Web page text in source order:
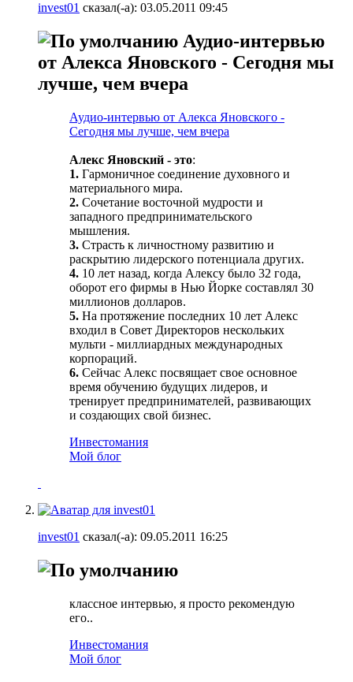
invest01 сказал(-а): 03.05.2011 09:45
Аудио-интервью
от Алекса Яновского - Сегодня мы
лучше, чем вчера
Аудио-интервью от Алекса Яновского -
Сегодня мы лучше, чем вчера
Алекс Яновский - это:
1. Гармоничное соединение духовного и
материального мира.
2. Сочетание восточной мудрости и
западного предпринимательского
мышления.
3. Страсть к личностному развитию и
раскрытию лидерского потенциала других.
4. 10 лет назад, когда Алексу было 32 года,
оборот его фирмы в Нью Йорке составлял 30
миллионов долларов.
5. На протяжение последних 10 лет Алекс
входил в Совет Директоров нескольких
мульти - миллиардных международных
корпораций.
6. Сейчас Алекс посвящает свое основное
время обучению будущих лидеров, и
тренирует предпринимателей, развивающих
и создающих свой бизнес.
Инвестомания
Мой блог
invest01 сказал(-а): 09.05.2011 16:25
классное интервью, я просто рекомендую
его..
Инвестомания
Мой блог